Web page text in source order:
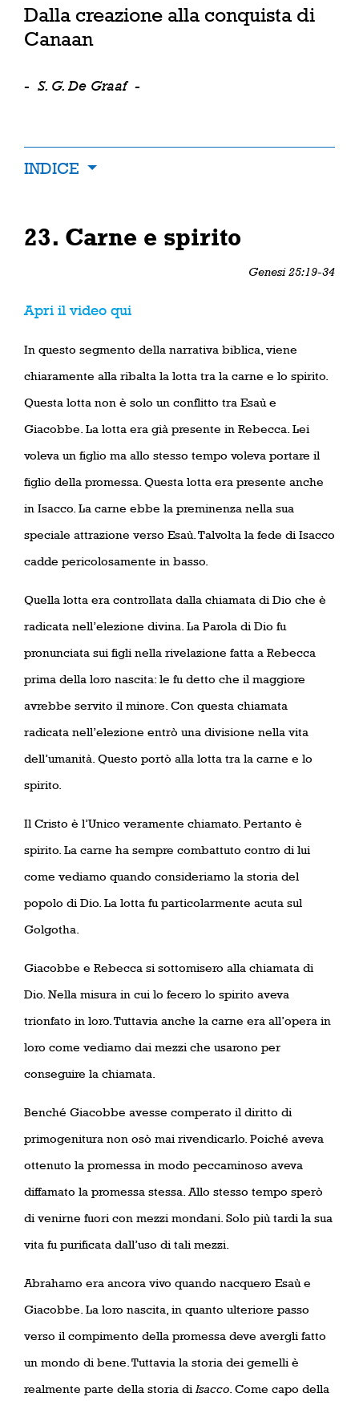
Dalla creazione alla conquista di
Canaan
- S. G. De Graaf -
INDICE
23. Carne e spirito
Genesi 25:19-34
Apri il video qui
In questo segmento della narrativa biblica, viene
chiaramente alla ribalta la lotta tra la carne e lo spirito.
Questa lotta non è solo un conflitto tra Esaù e
Giacobbe. La lotta era già presente in Rebecca. Lei
voleva un figlio ma allo stesso tempo voleva portare il
figlio della promessa. Questa lotta era presente anche
in Isacco. La carne ebbe la preminenza nella sua
speciale attrazione verso Esaù. Talvolta la fede di Isacco
cadde pericolosamente in basso.
Quella lotta era controllata dalla chiamata di Dio che è
radicata nell’elezione divina. La Parola di Dio fu
pronunciata sui figli nella rivelazione fatta a Rebecca
prima della loro nascita: le fu detto che il maggiore
avrebbe servito il minore. Con questa chiamata
radicata nell’elezione entrò una divisione nella vita
dell’umanità. Questo portò alla lotta tra la carne e lo
spirito.
Il Cristo è l’Unico veramente chiamato. Pertanto è
spirito. La carne ha sempre combattuto contro di lui
come vediamo quando consideriamo la storia del
popolo di Dio. La lotta fu particolarmente acuta sul
Golgotha.
Giacobbe e Rebecca si sottomisero alla chiamata di
Dio. Nella misura in cui lo fecero lo spirito aveva
trionfato in loro. Tuttavia anche la carne era all’opera in
loro come vediamo dai mezzi che usarono per
conseguire la chiamata.
Benché Giacobbe avesse comperato il diritto di
primogenitura non osò mai rivendicarlo. Poiché aveva
ottenuto la promessa in modo peccaminoso aveva
diffamato la promessa stessa. Allo stesso tempo sperò
di venirne fuori con mezzi mondani. Solo più tardi la sua
vita fu purificata dall’uso di tali mezzi.
Abrahamo era ancora vivo quando nacquero Esaù e
Giacobbe. La loro nascita, in quanto ulteriore passo
verso il compimento della promessa deve avergli fatto
un mondo di bene. Tuttavia la storia dei gemelli è
realmente parte della storia di Isacco . Come capo della